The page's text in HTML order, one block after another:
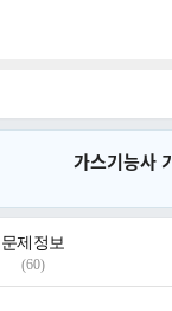
가스기능사
문제정보
(60)